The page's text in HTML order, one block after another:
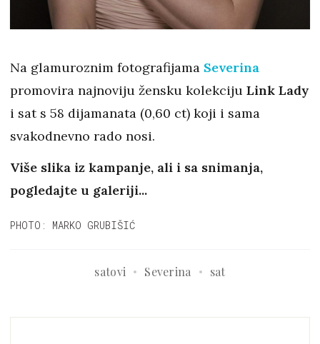
Na glamuroznim fotografijama Severina
promovira najnoviju žensku kolekciju Link Lady
i sat s 58 dijamanata (0,60 ct) koji i sama
svakodnevno rado nosi.
Više slika iz kampanje, ali i sa snimanja,
pogledajte u galeriji...
PHOTO: MARKO GRUBIŠIĆ
satovi Severina sat